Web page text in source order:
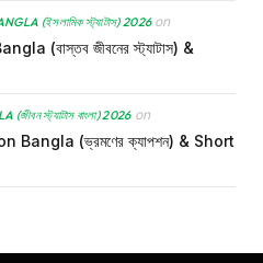
(ইসলামিক স্ট্যাটাস) 2026on
(বাস্তব জীবনের স্ট্যাটাস) &
স্ট্যাটাস বাংলা) 2026on
(ভ্রমণের ক্যাপশন) & Short